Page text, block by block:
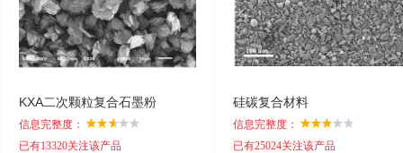
KXA二次颗粒复合石墨粉
信息完整度：
已有13320关注该产品
硅碳复合材料
信息完整度：
已有25024关注该产品